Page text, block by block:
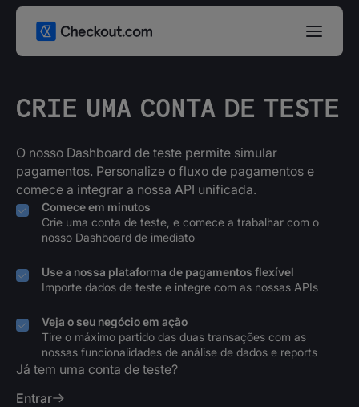
CRIE UMA CONTA DE TESTE
O nosso Dashboard de teste permite simular
pagamentos. Personalize o fluxo de pagamentos e
comece a integrar a nossa API unificada.
Comece em minutos
Crie uma conta de teste, e comece a trabalhar com o
nosso Dashboard de imediato
Use a nossa plataforma de pagamentos flexível
Importe dados de teste e integre com as nossas APIs
Veja o seu negócio em ação
Tire o máximo partido das duas transações com as
nossas funcionalidades de análise de dados e reports
Já tem uma conta de teste?
Entrar